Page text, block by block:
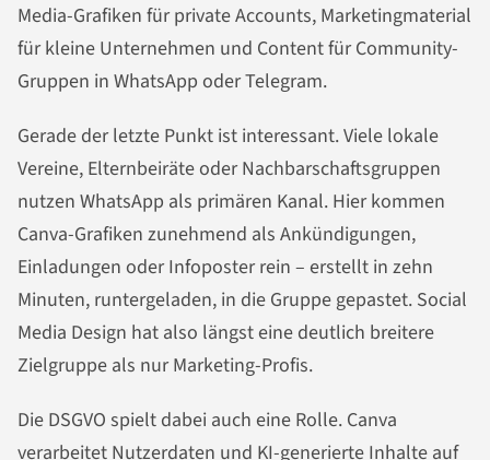
Media-Grafiken für private Accounts, Marketingmaterial
für kleine Unternehmen und Content für Community-
Gruppen in WhatsApp oder Telegram.
Gerade der letzte Punkt ist interessant. Viele lokale
Vereine, Elternbeiräte oder Nachbarschaftsgruppen
nutzen WhatsApp als primären Kanal. Hier kommen
Canva-Grafiken zunehmend als Ankündigungen,
Einladungen oder Infoposter rein – erstellt in zehn
Minuten, runtergeladen, in die Gruppe gepastet. Social
Media Design hat also längst eine deutlich breitere
Zielgruppe als nur Marketing-Profis.
Die DSGVO spielt dabei auch eine Rolle. Canva
verarbeitet Nutzerdaten und KI-generierte Inhalte auf